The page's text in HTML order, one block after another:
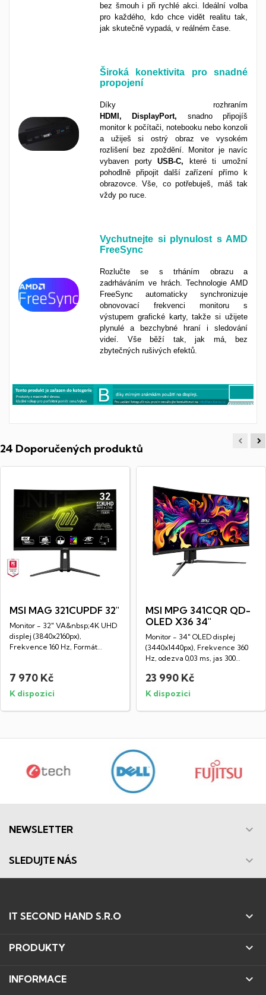
bez šmouh i při rychlé akci. Ideální volba
pro každého, kdo chce vidět realitu tak,
jak skutečně vypadá, v reálném čase.
Široká konektivita pro snadné
propojení
Díky rozhraním
HDMI, DisplayPort, snadno připojíš
monitor k počítači, notebooku nebo konzoli
a užiješ si ostrý obraz ve vysokém
rozlišení bez zpoždění. Monitor je navíc
vybaven portyUSB-C, které ti umožní
pohodlně připojit další zařízení přímo k
obrazovce. Vše, co potřebuješ, máš tak
vždy po ruce.
Vychutnejte si plynulost s AMD
FreeSync
Rozlučte se s trháním obrazu a
zadrháváním ve hrách. Technologie AMD
FreeSync automaticky synchronizuje
obnovovací frekvenci monitoru s
výstupem grafické karty, takže si užijete
plynulé a bezchybné hraní i sledování
videí. Vše běží tak, jak má, bez
zbytečných rušivých efektů.
24 Doporučených produktů
MSI MAG 321CUPDF 32"
Monitor - 32" VA&nbsp;4K UHD
displej (3840x2160px),
Frekvence 160 Hz, Formát
7 970 Kč
K dispozici
MSI MPG 341CQR QD-
OLED X36 34"
Monitor - 34" OLED displej
(3440x1440px), Frekvence 360
Hz, odezva 0,03 ms, jas 300
23 990 Kč
K dispozici
NEWSLETTER 
SLEDUJTE NÁS 
IT SECOND HAND S.R.O 
PRODUKTY 
INFORMACE 